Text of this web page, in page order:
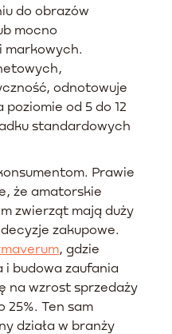
do obrazów
mocno
markowych.
odnotowuje
od 5 do 12
standardowych
Prawie
że amatorskie
zwierząt mają duży
zakupowe.
, gdzie
budowa zaufania
na wzrost sprzedaży
25%. Ten sam
działa w branży